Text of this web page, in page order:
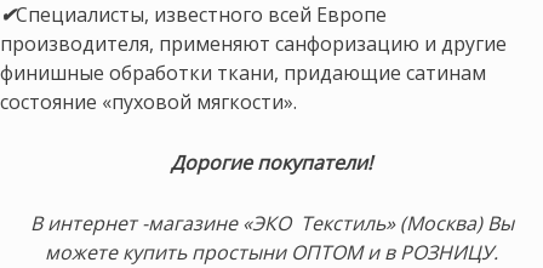
✔Специалисты, известного всей Европе
производителя, применяют санфоризацию и другие
финишные обработки ткани, придающие сатинам
состояние «пуховой мягкости».
Дорогие покупатели!
В интернет -магазине «ЭКО Текстиль» (Москва) Вы
можете купить простыни ОПТОМ и в РОЗНИЦУ.